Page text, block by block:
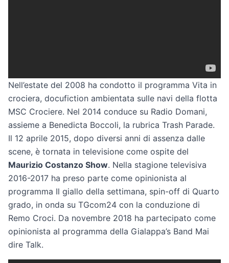
Nell’estate del 2008 ha condotto il programma Vita in
crociera, docufiction ambientata sulle navi della flotta
MSC Crociere. Nel 2014 conduce su Radio Domani,
assieme a Benedicta Boccoli, la rubrica Trash Parade.
Il 12 aprile 2015, dopo diversi anni di assenza dalle
scene, è tornata in televisione come ospite del
Maurizio Costanzo Show. Nella stagione televisiva
2016-2017 ha preso parte come opinionista al
programma Il giallo della settimana, spin-off di Quarto
grado, in onda su TGcom24 con la conduzione di
Remo Croci. Da novembre 2018 ha partecipato come
opinionista al programma della Gialappa’s Band Mai
dire Talk.